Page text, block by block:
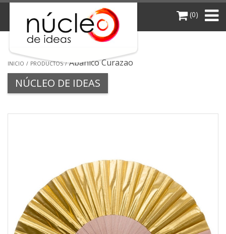
(0)
INICIO PRODUCTOS Abanico Curazao
NÚCLEO DE IDEAS